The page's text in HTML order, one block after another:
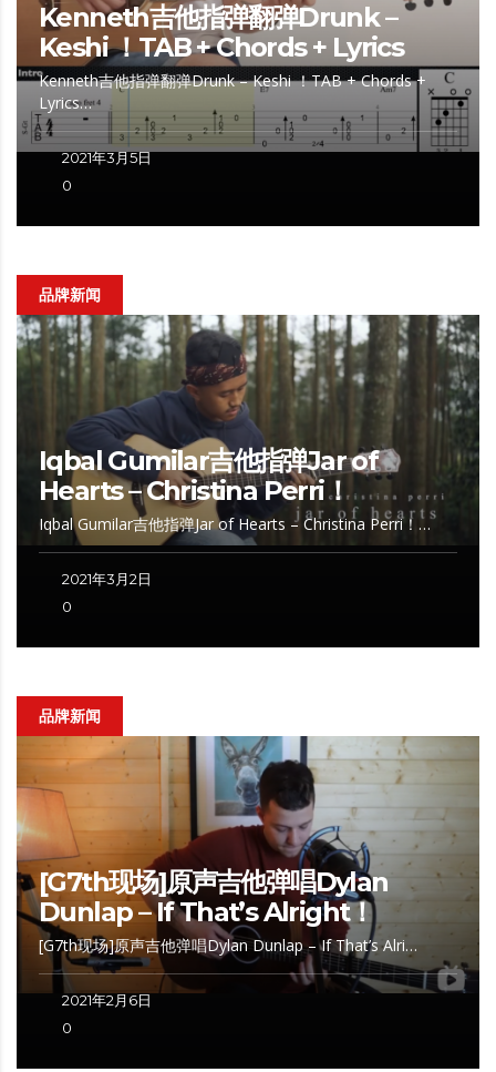
Kenneth吉他指弹翻弹Drunk –
Keshi ！TAB + Chords + Lyrics
Kenneth吉他指弹翻弹Drunk – Keshi ！TAB + Chords +
Lyrics…
2021年3月5日
0
品牌新闻
Iqbal Gumilar吉他指弹Jar of
Hearts – Christina Perri！
Iqbal Gumilar吉他指弹Jar of Hearts – Christina Perri！…
2021年3月2日
0
品牌新闻
[G7th现场]原声吉他弹唱Dylan
Dunlap – If That’s Alright！
[G7th现场]原声吉他弹唱Dylan Dunlap – If That’s Alri…
2021年2月6日
0